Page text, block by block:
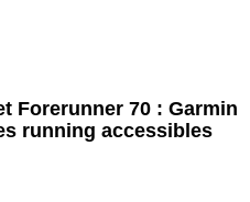
Forerunner 70 : Garmin
running accessibles